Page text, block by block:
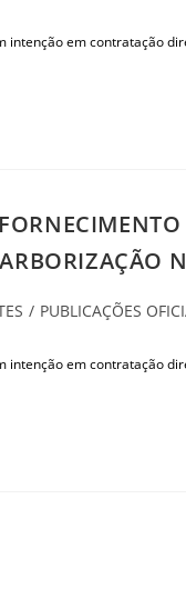
em contratação direta.
/ PUBLICAÇÕES
em contratação